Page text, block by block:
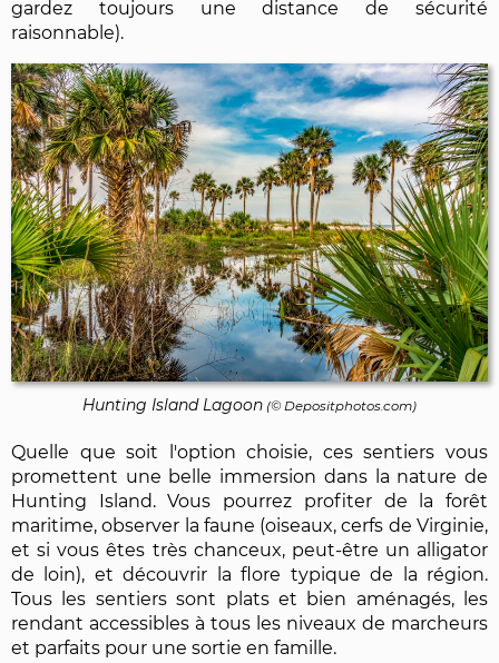
gardez toujours une distance de sécurité
raisonnable).
Hunting Island Lagoon (© Depositphotos.com)
Quelle que soit l'option choisie, ces sentiers vous
promettent une belle immersion dans la nature de
Hunting Island. Vous pourrez profiter de la forêt
maritime, observer la faune (oiseaux, cerfs de Virginie,
et si vous êtes très chanceux, peut-être un alligator
de loin), et découvrir la flore typique de la région.
Tous les sentiers sont plats et bien aménagés, les
rendant accessibles à tous les niveaux de marcheurs
et parfaits pour une sortie en famille.